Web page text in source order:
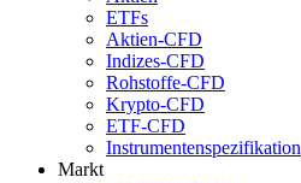
ETFs
Aktien-CFD
Indizes-CFD
Rohstoffe-CFD
Krypto-CFD
ETF-CFD
Instrumentenspezifikation
Markt